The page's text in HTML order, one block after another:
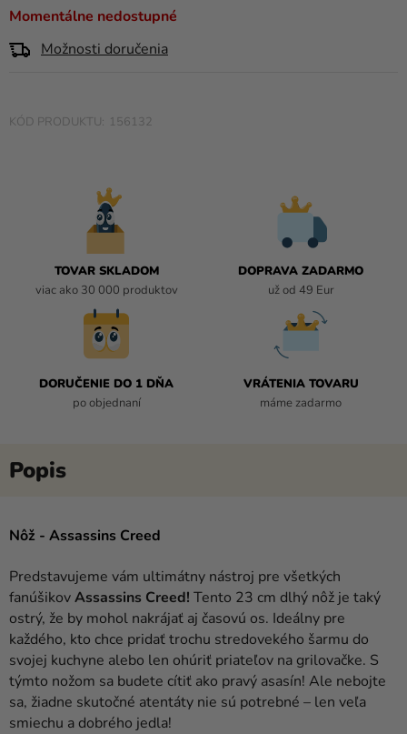
a merch
Sviatky
Výpredaj
nás
Kontakt
0,0
5
Momentálne nedostupné
Možnosti doručenia
156132
TOVAR SKLADOM
viac ako 30 000 produktov
DOPRAVA ZADARMO
už od 49 Eur
DORUČENIE DO 1 DŇA
po objednaní
VRÁTENIA TOVARU
máme zadarmo
Nôž - Assassins Creed
Predstavujeme vám ultimátny nástroj pre všetkých
fanúšikovAssassins Creed! Tento 23 cm dlhý nôž je taký
ostrý, že by mohol nakrájať aj časovú os. Ideálny pre
každého, kto chce pridať trochu stredovekého šarmu do
svojej kuchyne alebo len ohúriť priateľov na grilovačke. S
týmto nožom sa budete cítiť ako pravý asasín! Ale nebojte
sa, žiadne skutočné atentáty nie sú potrebné – len veľa
smiechu a dobrého jedla!